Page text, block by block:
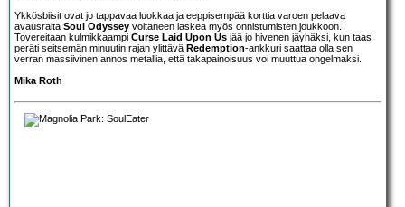
Ykkösbiisit ovat jo tappavaa luokkaa ja eeppisempää korttia varoen pelaava
avausraita Soul Odyssey voitaneen laskea myös onnistumisten joukkoon.
Tovereitaan kulmikkaampi Curse Laid Upon Us jää jo hivenen jäyhäksi, kun taas
peräti seitsemän minuutin rajan ylittävä Redemption-ankkuri saattaa olla sen
verran massiivinen annos metallia, että takapainoisuus voi muuttua ongelmaksi.
Mika Roth